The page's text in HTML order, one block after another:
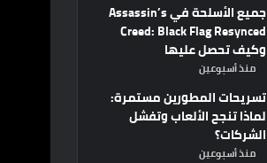
جميع الأسلحة في Assassin’s
Creed: Black Flag Resynced
وكيف تحصل عليها
منذ أسبوعين
تسريحات المطورين مستمرة:
لماذا تنجح الألعاب وتفشل
الشركات؟
منذ أسبوعين